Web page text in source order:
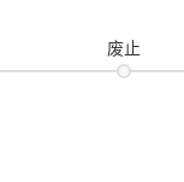
废止